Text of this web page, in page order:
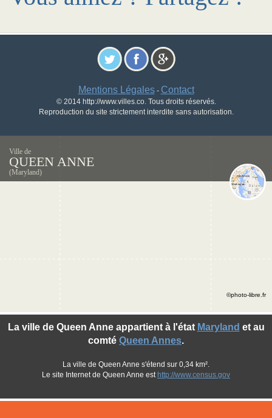
Mentions Légales- Contact
© 2014 http://www.villes.co. Tous droits réservés.
Reproduction du site strictement interdite sans autorisation.
Ville de
QUEEN ANNE
(Maryland)
La ville de Queen Anne appartient à l'état Maryland et au
comté Queen Annes.
La ville de Queen Anne s'étend sur 0,34 km².
Le site Internet de Queen Anne est http://www.census.gov
©photo-libre.fr